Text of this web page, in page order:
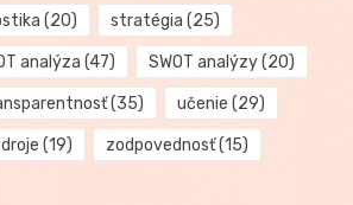
(20) stratégia (25)
analýza (47) SWOT analýzy(20)
(35) učenie (29)
(19) zodpovednosť(15)